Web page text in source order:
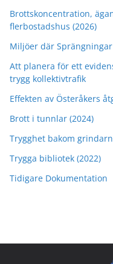
Brottskoncentration,
flerbostadshus (2026)
Miljöer där
Att planera för ett
trygg kollektivtrafik
Effekten av Österåkers
Brott i tunnlar (2024)
Trygghet bakom
Trygga bibliotek (2022)
Tidigare Dokumentation